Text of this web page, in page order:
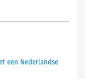
een Nederlandse